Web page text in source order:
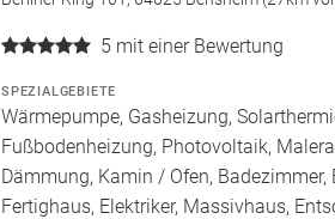
5 mit einer Bewertung
SPEZIALGEBIETE
Wärmepumpe, Gasheizung,
Fußbodenheizung, Photovoltaik,
Dämmung, Kamin / Ofen,
Fertighaus, Elektriker, Massivhaus,